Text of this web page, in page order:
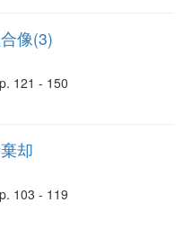
像(3)
121 - 150
却
103 - 119